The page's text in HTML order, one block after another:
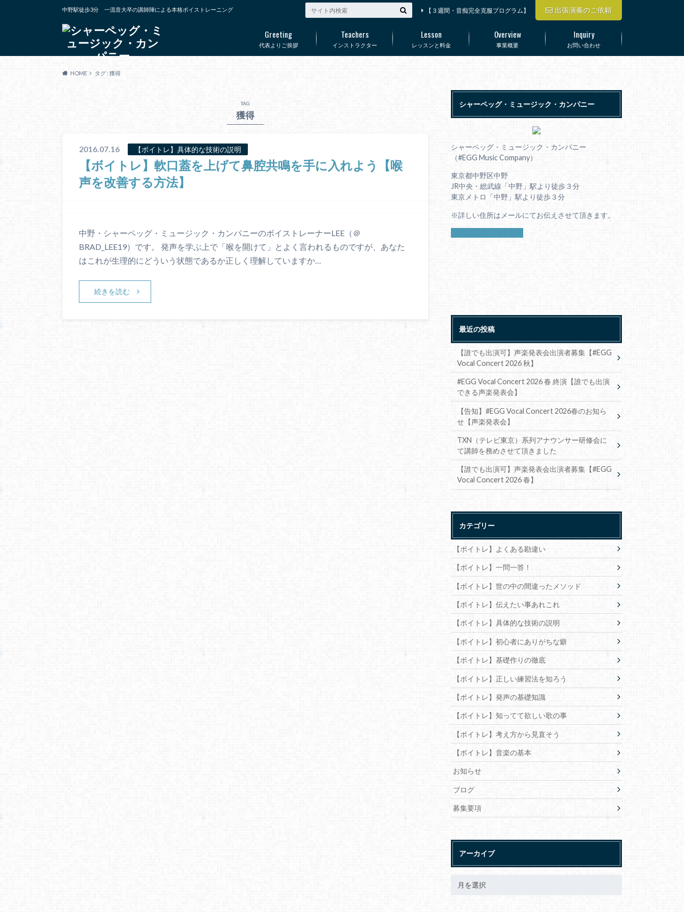
中野駅徒歩3分 一流音大卒の講師陣による本格ボイストレーニング 出張演奏のご依頼
【３週間・音痴完全克服プログラム】
代表よりご挨拶
Greeting
インストラクター
Teachers
レッスンと料金
Lesson
事業概要
Overview
お問い合わせ
Inquiry
HOME タグ : 獲得
TAG
獲得
2016.07.16 【ボイトレ】具体的な技術の説明
【ボイトレ】軟口蓋を上げて鼻腔共鳴を手に入れよう【喉
声を改善する方法】
中野・シャーペッグ・ミュージック・カンパニーのボイストレーナーLEE（＠
BRAD_LEE19）です。 発声を学ぶ上で「喉を開けて」とよく言われるものですが、あなた
はこれが生理的にどういう状態であるか正しく理解していますか…
続きを読む
シャーペッグ・ミュージック・カンパニー
シャーペッグ・ミュージック・カンパニー
（#EGG Music Company）
東京都中野区中野
JR中央・総武線「中野」駅より徒歩３分
東京メトロ「中野」駅より徒歩３分
※詳しい住所はメールにてお伝えさせて頂きます。
最近の投稿
【誰でも出演可】声楽発表会出演者募集【#EGG
Vocal Concert 2026 秋】
#EGG Vocal Concert 2026 春 終演【誰でも出演
できる声楽発表会】
【告知】#EGG Vocal Concert 2026春のお知ら
せ【声楽発表会】
TXN（テレビ東京）系列アナウンサー研修会に
て講師を務めさせて頂きました
【誰でも出演可】声楽発表会出演者募集【#EGG
Vocal Concert 2026 春】
カテゴリー
【ボイトレ】よくある勘違い
【ボイトレ】一問一答！
【ボイトレ】世の中の間違ったメソッド
【ボイトレ】伝えたい事あれこれ
【ボイトレ】具体的な技術の説明
【ボイトレ】初心者にありがちな癖
【ボイトレ】基礎作りの徹底
【ボイトレ】正しい練習法を知ろう
【ボイトレ】発声の基礎知識
【ボイトレ】知ってて欲しい歌の事
【ボイトレ】考え方から見直そう
【ボイトレ】音楽の基本
お知らせ
ブログ
募集要項
アーカイブ